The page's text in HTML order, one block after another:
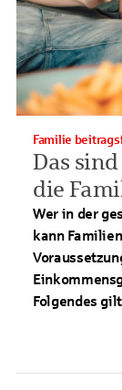
Das
die
Familie
Wer in der
kann
Folgendes